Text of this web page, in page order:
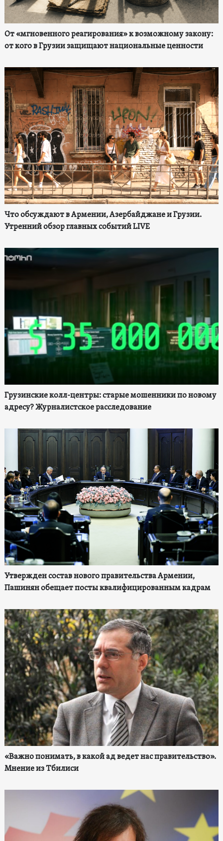
От «мгновенного реагирования» к возможному закону:
от кого в Грузии защищают национальные ценности
Что обсуждают в Армении, Азербайджане и Грузии.
Утренний обзор главных событий LIVE
Грузинские колл-центры: старые мошенники по новому
адресу? Журналистское расследование
Утвержден состав нового правительства Армении,
Пашинян обещает посты квалифицированным кадрам
«Важно понимать, в какой ад ведет нас правительство».
Мнение из Тбилиси